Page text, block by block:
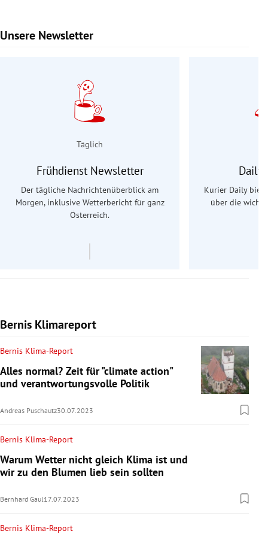
Unsere Newsletter
Slide 1 von 9
Täglich
Frühdienst Newsletter
Der tägliche Nachrichtenüberblick am
Morgen, inklusive Wetterbericht für ganz
Österreich.
Daily
Kurier Daily
über die
Bernis Klimareport
Bernis Klima-Report
Alles normal? Zeit für "climate action"
und verantwortungsvolle Politik
Andreas Puschautz30.07.2023
Bernis Klima-Report
Warum Wetter nicht gleich Klima ist und
wir zu den Blumen lieb sein sollten
Bernhard Gaul 17.07.2023
Bernis Klima-Report